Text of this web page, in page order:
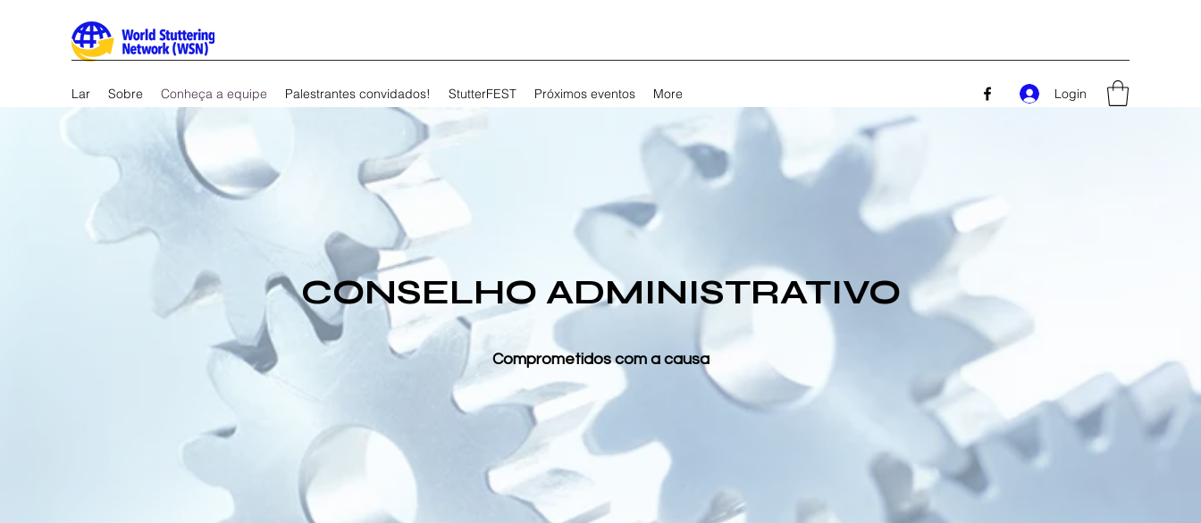
Lar Sobre Conheça a equipe Palestrantes convidados! StutterFEST Próximos eventos More Login
CONSELHO ADMINISTRATIVO
Comprometidos com a causa